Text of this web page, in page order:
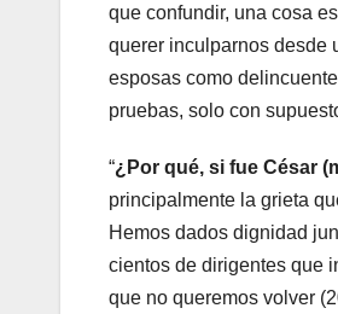
que confundir, una cosa
querer inculparnos desde
esposas como
pruebas, solo con
“¿Por qué, si fue César
principalmente la grieta
Hemos dados dignidad
cientos de dirigentes que
que no queremos volver